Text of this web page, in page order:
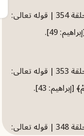
برنامج غريب القرآن | الحلقة 354 | قوله تعالى:
49].
برنامج غريب القرآن | الحلقة 353 | قوله تعالى:
43].
برنامج غريب القرآن | الحلقة 348 | قوله تعالى: